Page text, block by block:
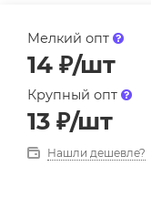
Мелкий опт
14 ₽/шт
Крупный опт
13 ₽/шт
Нашли дешевле?